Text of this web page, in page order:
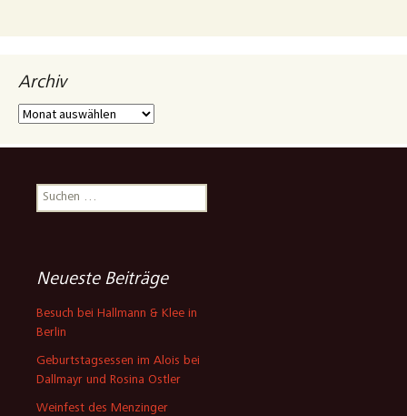
Archiv
Archiv
Suchen
nach:
Neueste Beiträge
Besuch bei Hallmann & Klee in
Berlin
Geburtstagsessen im Alois bei
Dallmayr und Rosina Ostler
Weinfest des Menzinger